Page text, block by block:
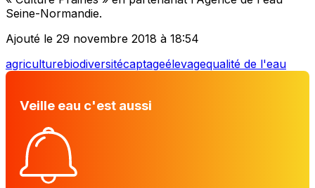
Seine-Normandie.
Ajouté le 29 novembre 2018 à 18:54
agriculturebiodiversitécaptageélevagequalité de l'eau
Veille eau c'est aussi